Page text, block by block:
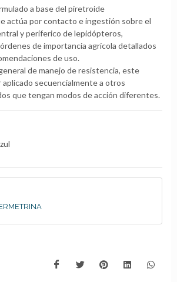
a base del piretroide
actúa por contacto e ingestión sobre el
y períferico de lepidópteros,
de importancia agrícola detallados
de uso.
de manejo de resistencia, este
secuencialmente a otros
que tengan modos de acción diferentes.